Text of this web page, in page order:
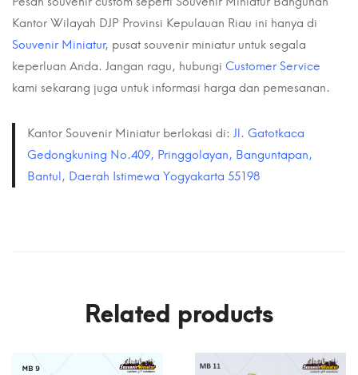
Kantor Wilayah DJP Provinsi Kepulauan Riau ini hanya di
Souvenir Miniatur, pusat souvenir miniatur untuk segala
keperluan Anda. Jangan ragu, hubungi Customer Service
kami sekarang juga untuk informasi harga dan pemesanan.
Kantor Souvenir Miniatur berlokasi di: Jl. Gatotkaca
Gedongkuning No.409, Pringgolayan, Banguntapan,
Bantul, Daerah Istimewa Yogyakarta 55198
Related products